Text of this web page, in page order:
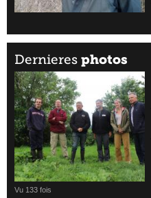
Dernieres photos
Vu 133 fois